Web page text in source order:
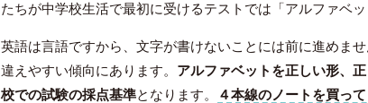
たちが中学校生活で最初に受けるテストでは「アルファベッ
英語は言語ですから、文字が書けないことには前に進めま
違えやすい傾向にあります。 アルファベットを正しい形、
校での試験の採点基準となります。 ４本線のノートを買っ